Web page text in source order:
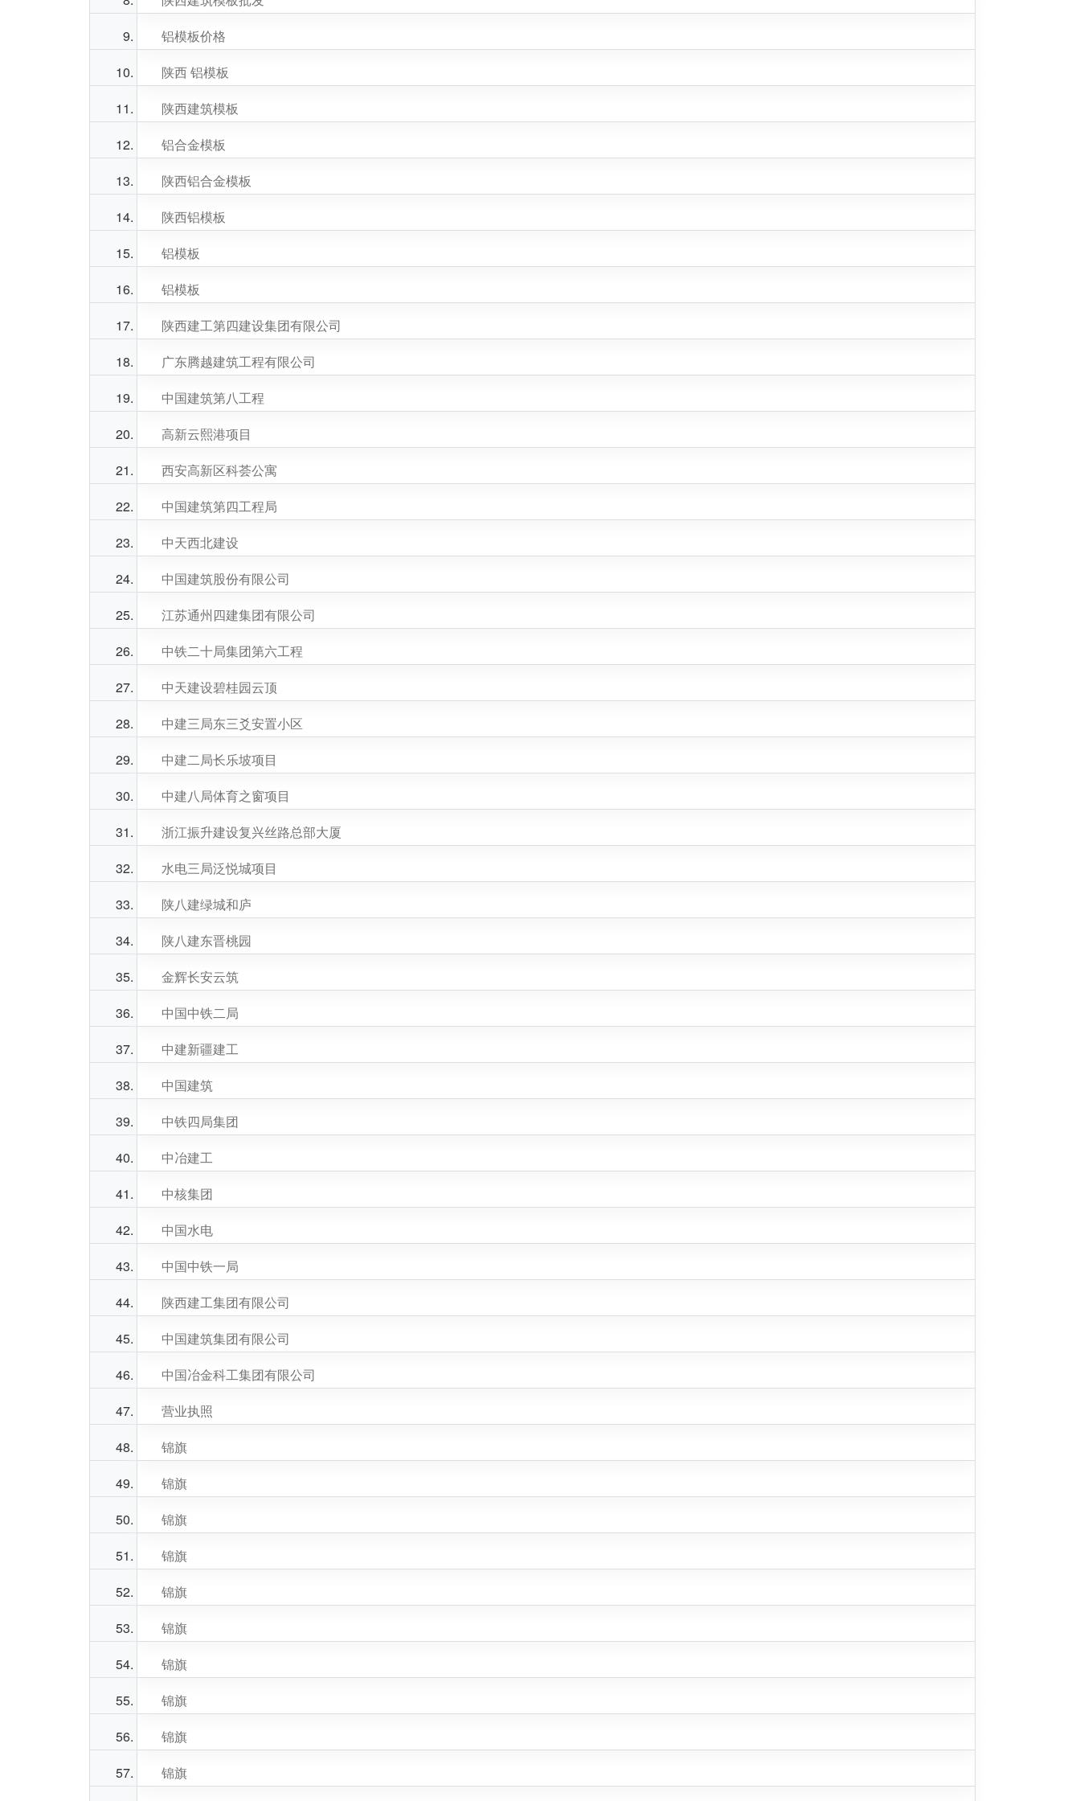
铝模板价格
陕西 铝模板
陕西建筑模板
铝合金模板
陕西铝合金模板
陕西铝模板
铝模板
铝模板
陕西建工第四建设集团有限公司
广东腾越建筑工程有限公司
中国建筑第八工程
高新云熙港项目
西安高新区科荟公寓
中国建筑第四工程局
中天西北建设
中国建筑股份有限公司
江苏通州四建集团有限公司
中铁二十局集团第六工程
中天建设碧桂园云顶
中建三局东三爻安置小区
中建二局长乐坡项目
中建八局体育之窗项目
浙江振升建设复兴丝路总部大厦
水电三局泛悦城项目
陕八建绿城和庐
陕八建东晋桃园
金辉长安云筑
中国中铁二局
中建新疆建工
中国建筑
中铁四局集团
中冶建工
中核集团
中国水电
中国中铁一局
陕西建工集团有限公司
中国建筑集团有限公司
中国冶金科工集团有限公司
营业执照
锦旗
锦旗
锦旗
锦旗
锦旗
锦旗
锦旗
锦旗
锦旗
锦旗